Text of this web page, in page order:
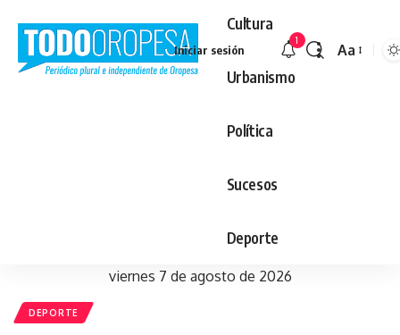
Cultura
Urbanismo
Política
Sucesos
Deporte
Iniciar sesión
1
Aa
viernes 7 de agosto de 2026
DEPORTE